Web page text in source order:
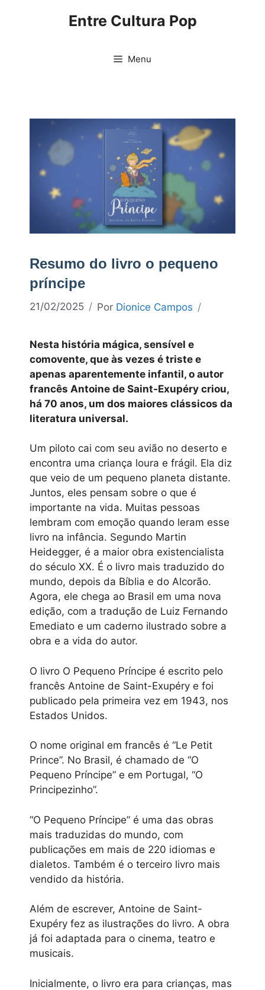
Entre Cultura Pop
Menu
Resumo do livro o pequeno
príncipe
21/02/2025 Por Dionice Campos
Nesta história mágica, sensível e
comovente, que às vezes é triste e
apenas aparentemente infantil, o autor
francês Antoine de Saint-Exupéry criou,
há 70 anos, um dos maiores clássicos da
literatura universal.
Um piloto cai com seu avião no deserto e
encontra uma criança loura e frágil. Ela diz
que veio de um pequeno planeta distante.
Juntos, eles pensam sobre o que é
importante na vida. Muitas pessoas
lembram com emoção quando leram esse
livro na infância. Segundo Martin
Heidegger, é a maior obra existencialista
do século XX. É o livro mais traduzido do
mundo, depois da Bíblia e do Alcorão.
Agora, ele chega ao Brasil em uma nova
edição, com a tradução de Luiz Fernando
Emediato e um caderno ilustrado sobre a
obra e a vida do autor.
O livro O Pequeno Príncipe é escrito pelo
francês Antoine de Saint-Exupéry e foi
publicado pela primeira vez em 1943, nos
Estados Unidos.
O nome original em francês é “Le Petit
Prince”. No Brasil, é chamado de “O
Pequeno Príncipe” e em Portugal, “O
Principezinho”.
“O Pequeno Príncipe” é uma das obras
mais traduzidas do mundo, com
publicações em mais de 220 idiomas e
dialetos. Também é o terceiro livro mais
vendido da história.
Além de escrever, Antoine de Saint-
Exupéry fez as ilustrações do livro. A obra
já foi adaptada para o cinema, teatro e
musicais.
Inicialmente, o livro era para crianças, mas